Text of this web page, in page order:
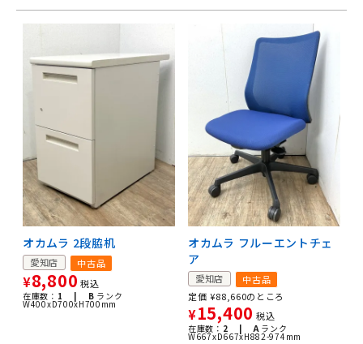
オカムラ 2段脇机
愛知店 中古品
¥8,800 税込
在庫数： 1 | B ランク
W400xD700xH700mm
オカムラ フルーエントチェ
ア
愛知店
中古品
定価 ¥88,660のところ
¥15,400 税込
在庫数： 2 | Aランク
W667xD667xH882-974mm